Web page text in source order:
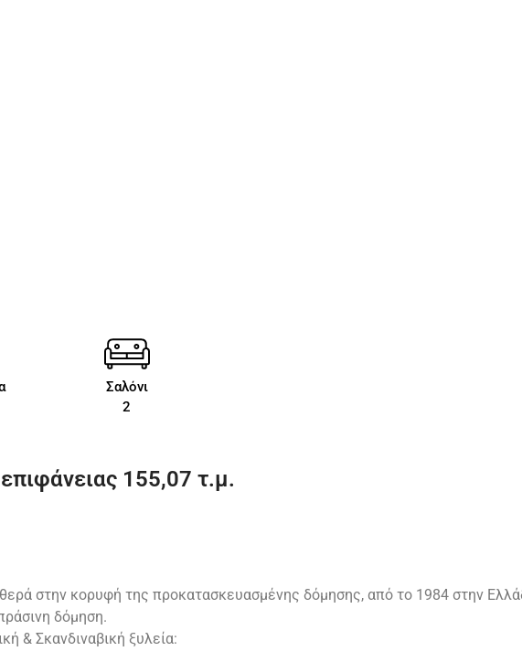
Σαλόνι
2
155,07 τ.μ.
στην κορυφή της προκατασκευασμένης δόμησης, από το 1984 στην
δόμηση.
& Σκανδιναβική ξυλεία: